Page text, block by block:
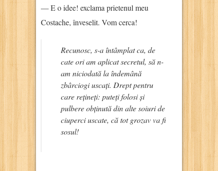
— E o idee! exclama prietenul meu
Costache, înveselit. Vom cerca!
Recunosc, s-a întâmplat ca, de
cate ori am aplicat secretul, să n-
am niciodată la îndemână
zbârciogi uscați. Drept pentru
care rețineți: puteți folosi și
pulbere obținută din alte soiuri de
ciuperci uscate, că tot grozav va fi
sosul!